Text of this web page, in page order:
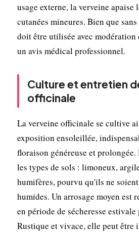
usage externe, la verveine
cutanées mineures. Bien que
doit être utilisée avec modération
un avis médical professionnel.
Culture et entretien
officinale
La verveine officinale se cultive
exposition ensoleillée,
floraison généreuse et prolongée.
les types de sols : limoneux,
humifères, pourvu qu'ils ne
humides. Un arrosage moyen est
en période de sécheresse
Rustique et vivace, elle peut être